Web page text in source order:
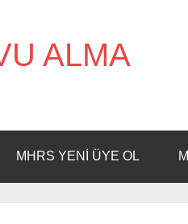
ALMA
MHRS YENI ÜYE OL